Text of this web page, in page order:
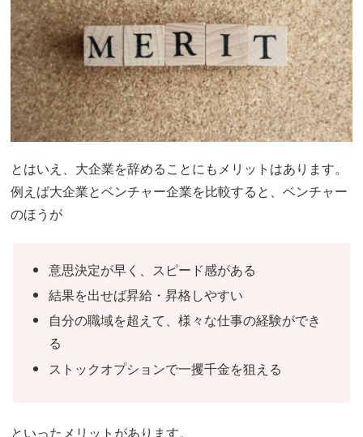
とはいえ、大企業を辞めることにもメリットはあります。
例えば大企業とベンチャー企業を比較すると、ベンチャー
のほうが
意思決定が早く、スピード感がある
結果を出せば昇給・昇格しやすい
自分の職域を超えて、様々な仕事の経験ができ
る
ストックオプションで一攫千金を狙える
といったメリットがあります。